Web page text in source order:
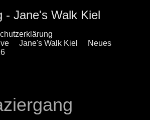
- Jane's Walk Kiel
Jane's Walk Kiel
Neues